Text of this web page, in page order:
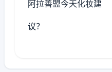
阿拉善盟今天化妆建
议？